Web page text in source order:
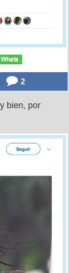
2
bien, por